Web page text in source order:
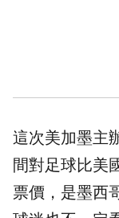
這次美加墨主
間對足球比美
票價，是墨西